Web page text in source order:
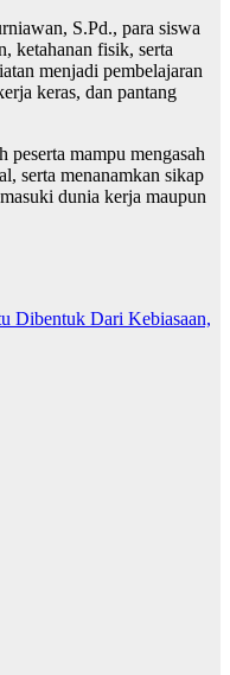
S.Pd., para siswa
ketahanan fisik, serta
menjadi pembelajaran
keras, dan pantang
mampu mengasah
serta menanamkan sikap
dunia kerja maupun
Dibentuk Dari Kebiasaan,